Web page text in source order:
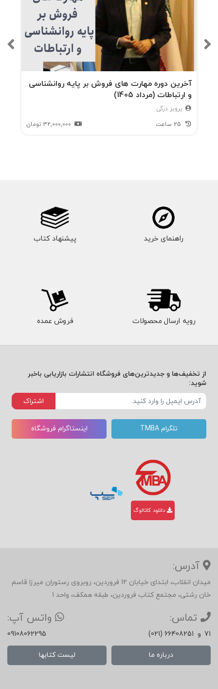
آخرین دوره مهارت های فروش بر پایه روانشناسی
و ارتباطات (مرداد 1405)
پرویز درگی
32,000,000 تومان
راهنمای خرید پیشنهاد کتاب
رویه ارسال محصولات فروش عمده
از تخفیف‌ها و جدیدترین‌های فروشگاه انتشارات بازاریابی باخبر
شوید:
اشتراک
تلگرام TMBA اینستاگرام فروشگاه
دانلود کاتالوگ
آدرس:
میدان انقلاب، ابتدای خیابان 12 فروردین، روبروی رستوران میرزا قاسم
خان رشتی، مجتمع کتاب فروردین، طبقه همکف، واحد 1
تماس:
(021) 66408251 و 71
واتس آپ:
09108062295
درباره ما لیست کتابها